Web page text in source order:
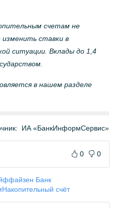
счетам не
ставки в
ситуации. Вклады до 1,4
в нашем разделе
ИА «БанкИнформСервис»
0 0
Банк
Накопительный счёт